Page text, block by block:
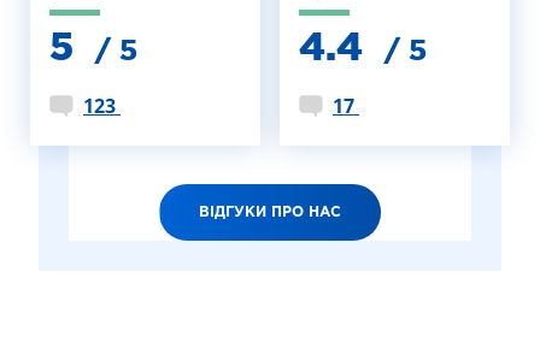
5 / 5
123
4.4 / 5
17
ВІДГУКИ ПРО НАС